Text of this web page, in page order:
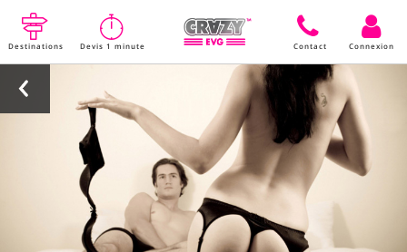
Destinations Devis 1 minute Contact Connexion